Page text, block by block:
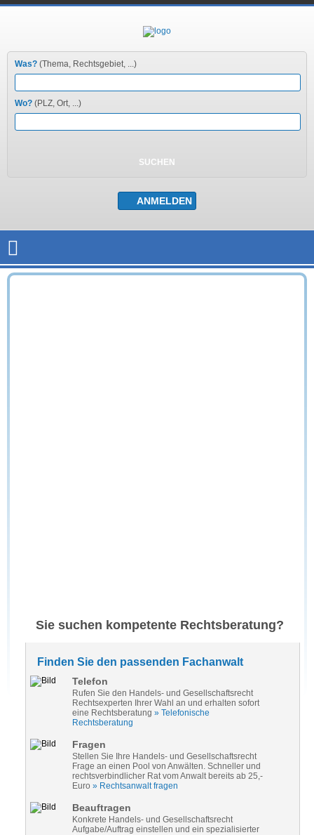
Was? (Thema, Rechtsgebiet, ...)
Wo? (PLZ, Ort, ...)
Sie suchen kompetente Rechtsberatung?
Finden Sie den passenden Fachanwalt
Telefon
Rufen Sie den Handels- und Gesellschaftsrecht
Rechtsexperten Ihrer Wahl an und erhalten sofort
eine Rechtsberatung » Telefonische
Rechtsberatung
Fragen
Stellen Sie Ihre Handels- und Gesellschaftsrecht
Frage an einen Pool von Anwälten. Schneller und
rechtsverbindlicher Rat vom Anwalt bereits ab 25,-
Euro » Rechtsanwalt fragen
Beauftragen
Konkrete Handels- und Gesellschaftsrecht
Aufgabe/Auftrag einstellen und ein spezialisierter